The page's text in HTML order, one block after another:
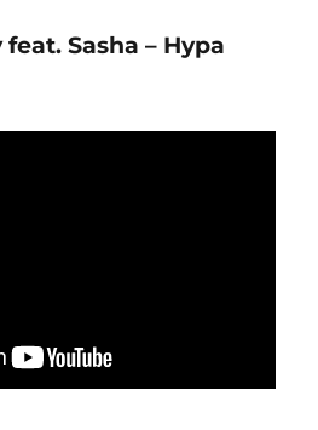
Sasha – Hypa